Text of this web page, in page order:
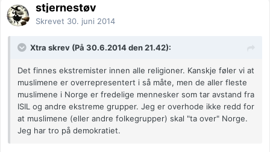
stjernestøv
Skrevet 30. juni 2014
Xtra skrev (På 30.6.2014 den 21.42):
Det finnes ekstremister innen alle religioner. Kanskje føler vi at
muslimene er overrepresentert i så måte, men de aller fleste
muslimene i Norge er fredelige mennesker som tar avstand fra
ISIL og andre ekstreme grupper. Jeg er overhode ikke redd for
at muslimene (eller andre folkegrupper) skal "ta over" Norge.
Jeg har tro på demokratiet.